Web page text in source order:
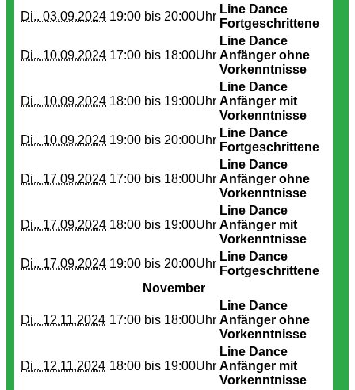
Di.. 03.09.2024 19:00 bis 20:00Uhr
Line Dance
Fortgeschrittene
Di.. 10.09.2024 17:00 bis 18:00Uhr
Line Dance
Anfänger ohne
Vorkenntnisse
Di.. 10.09.2024 18:00 bis 19:00Uhr
Line Dance
Anfänger mit
Vorkenntnisse
Di.. 10.09.2024 19:00 bis 20:00Uhr
Line Dance
Fortgeschrittene
Di.. 17.09.2024 17:00 bis 18:00Uhr
Line Dance
Anfänger ohne
Vorkenntnisse
Di.. 17.09.2024 18:00 bis 19:00Uhr
Line Dance
Anfänger mit
Vorkenntnisse
Di.. 17.09.2024 19:00 bis 20:00Uhr
Line Dance
Fortgeschrittene
November
Di.. 12.11.2024 17:00 bis 18:00Uhr
Line Dance
Anfänger ohne
Vorkenntnisse
Di.. 12.11.2024 18:00 bis 19:00Uhr
Line Dance
Anfänger mit
Vorkenntnisse